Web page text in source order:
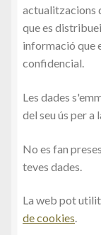
Calendari
actualitzacions
que es
informació que
confidencial.
Les dades
del seu ús per a
No es fan
teves dades.
La web pot
de cookies.